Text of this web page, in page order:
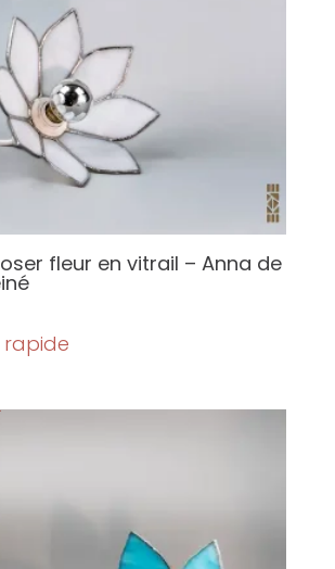
fleur en vitrail – Anna de